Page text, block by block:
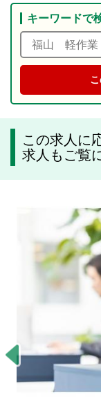
キーワードで
この求人に
求人もご覧